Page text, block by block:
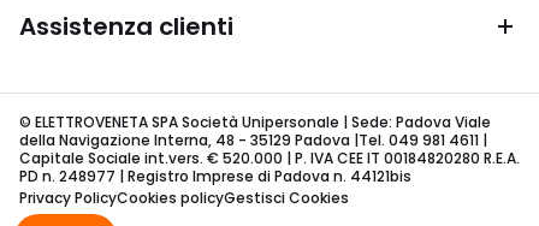
Assistenza clienti
© ELETTROVENETA SPA Società Unipersonale | Sede: Padova Viale
della Navigazione Interna, 48 - 35129 Padova |Tel. 049 981 4611 |
Capitale Sociale int.vers. € 520.000 | P. IVA CEE IT 00184820280 R.E.A.
PD n. 248977 | Registro Imprese di Padova n. 44121bis
Privacy PolicyCookies policyGestisci Cookies